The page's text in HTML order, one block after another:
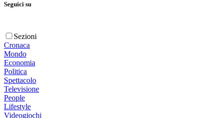
Seguici su
Sezioni
Cronaca
Mondo
Economia
Politica
Spettacolo
Televisione
People
Lifestyle
Videogiochi